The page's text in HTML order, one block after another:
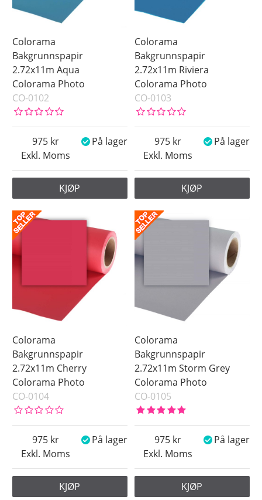
Pris
Lilac
Orange
Pink
Red
White
Yellow
På lager
Snart på lager
Colorama
Bakgrunnspapir
2.72x11m Aqua
Colorama Photo
CO-0102
Exkl. Moms
975 På lager
KJØP
Colorama
Bakgrunnspapir
2.72x11m Riviera
Colorama Photo
CO-0103
Exkl. Moms
975 På lager
KJØP
Colorama
Bakgrunnspapir
2.72x11m Cherry
Colorama Photo
CO-0104
Exkl. Moms
975 På lager
KJØP
Colorama
Bakgrunnspapir
2.72x11m Storm Grey
Colorama Photo
CO-0105
Exkl. Moms
975 På lager
KJØP